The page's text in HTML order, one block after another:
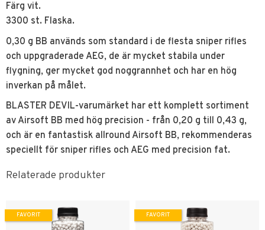
Färg vit.
3300 st. Flaska.
0,30 g BB används som standard i de flesta sniper rifles
och uppgraderade AEG, de är mycket stabila under
flygning, ger mycket god noggrannhet och har en hög
inverkan på målet.
BLASTER DEVIL-varumärket har ett komplett sortiment
av Airsoft BB med hög precision - från 0,20 g till 0,43 g,
och är en fantastisk allround Airsoft BB, rekommenderas
speciellt för sniper rifles och AEG med precision fat.
Relaterade produkter
FAVORIT FAVORIT